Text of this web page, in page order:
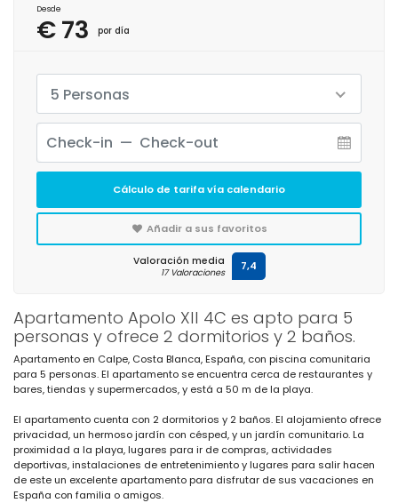
Apartamento Apolo XII 4C es apto para 5
personas y ofrece 2 dormitorios y 2 baños.
Apartamento en Calpe, Costa Blanca, España, con piscina comunitaria
para 5 personas. El apartamento se encuentra cerca de restaurantes y
bares, tiendas y supermercados, y está a 50 m de la playa.
El apartamento cuenta con 2 dormitorios y 2 baños. El alojamiento ofrece
privacidad, un hermoso jardín con césped, y un jardín comunitario. La
proximidad a la playa, lugares para ir de compras, actividades
deportivas, instalaciones de entretenimiento y lugares para salir hacen
de este un excelente apartamento para disfrutar de sus vacaciones en
España con familia o amigos.
Desde
€ 73 por día
5 Personas
Cálculo de tarifa vía calendario
Añadir a sus favoritos
Valoración media
17 Valoraciones 7,4